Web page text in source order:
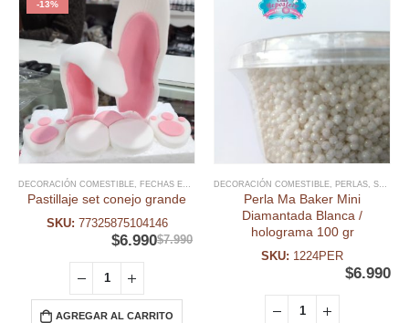
-13%
DECORACIÓN COMESTIBLE FECHAS ESPECIALES ,PASCUA RESURRECIÓN ,PASTILLAJE &
Pastillaje set conejo grande
SKU: 77325875104146
$7.990
$6.990
AGREGAR AL CARRITO
DECORACIÓN COMESTIBLE PERLAS SPRINKLES & MOSTACILLAS
Perla Ma Baker Mini
Diamantada Blanca /
holograma 100 gr
SKU: 1224PER
$6.990